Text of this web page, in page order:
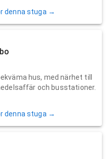
denna stuga →
hus, med närhet till
och busstationer.
denna stuga →